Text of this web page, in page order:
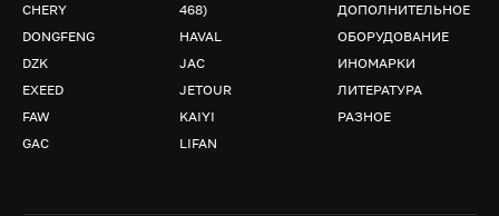
CHERY
DONGFENG
DZK
EXEED
FAW
GAC
468)
HAVAL
JAC
JETOUR
KAIYI
LIFAN
ДОПОЛНИТЕЛЬНОЕ
ОБОРУДОВАНИЕ
ИНОМАРКИ
ЛИТЕРАТУРА
РАЗНОЕ